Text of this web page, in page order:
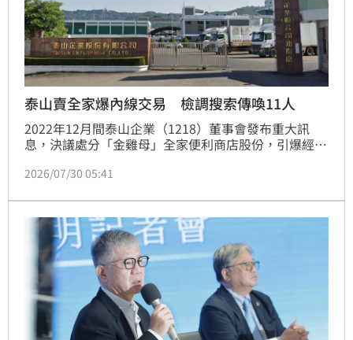
泰山賣全家爆內線交易 檢調搜索傳喚11人
2022年12月間泰山企業（1218）董事會發布重大訊
息，決議處分「金雞母」全家便利商店股份，引爆經營
內部控制制度及重大訊息申報規定，對泰山開罰200萬
路搜索，傳喚時任詹姓董事長及現任董事長等11名被
告、4名證人到案說明，全案朝違反證券交易法內線交
易罪偵辦。
2026/07/30 05:41